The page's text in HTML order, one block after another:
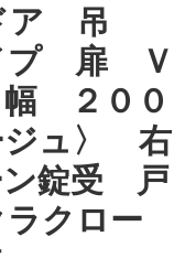
ア 吊
プ 扉 Ｖ
２００
ジュ〉 右
ン錠受 戸
クロー